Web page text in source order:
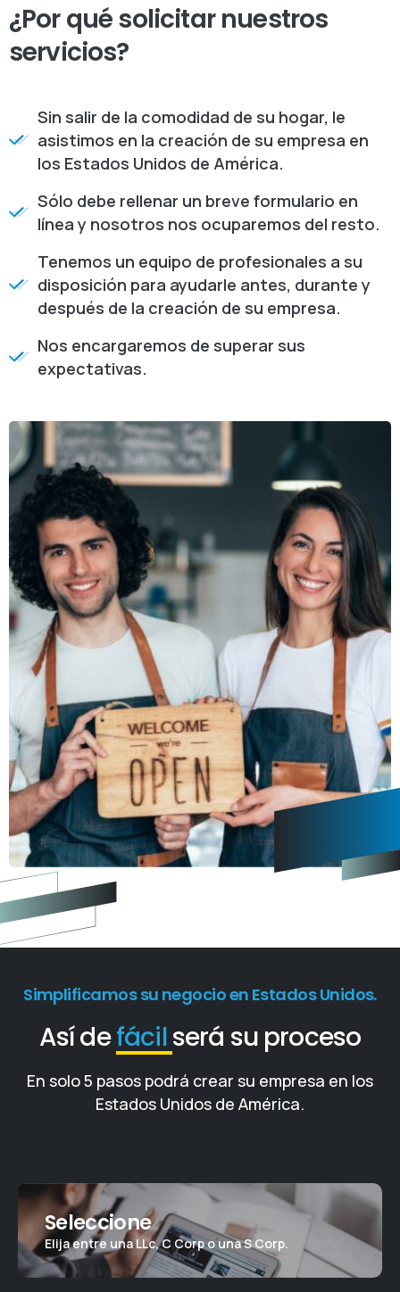
¿Porquésolicitar nuestros
servicios?
Sin salir de la comodidad de su hogar, le
asistimos en la creación de su empresa en
los Estados Unidos de América.
Sólo debe rellenar un breve formulario en
línea y nosotros nos ocuparemos del resto.
Tenemos un equipo de profesionales a su
disposición para ayudarle antes, durante y
después de la creación de su empresa.
Nos encargaremos de superar sus
expectativas.
Simplificamos su negocio en Estados Unidos.
Así defácilserá su proceso
En solo 5 pasos podrá crear su empresa en los
Estados Unidos de América.
Seleccione
Elija entre una LLc, C Corp o una S Corp.